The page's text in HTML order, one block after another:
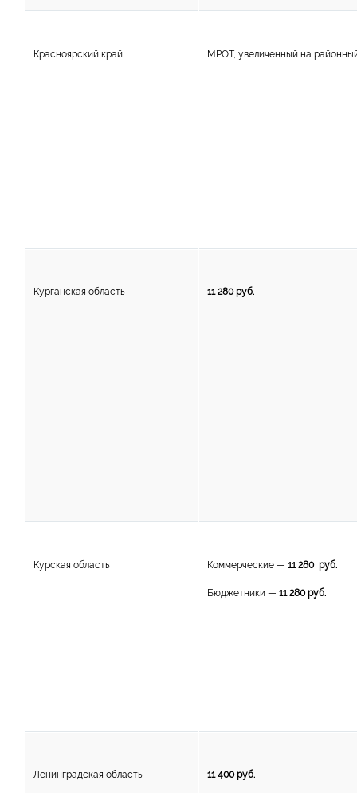
Красноярский край МРОТ, увеличенный на
Курганская область 11 280 руб.
Курская область Коммерческие —11 280 руб.
Бюджетники —11 280 руб.
Ленинградская область 11 400 руб.